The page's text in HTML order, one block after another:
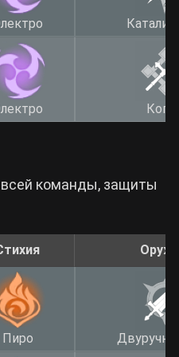
команды, защиты
Пиро